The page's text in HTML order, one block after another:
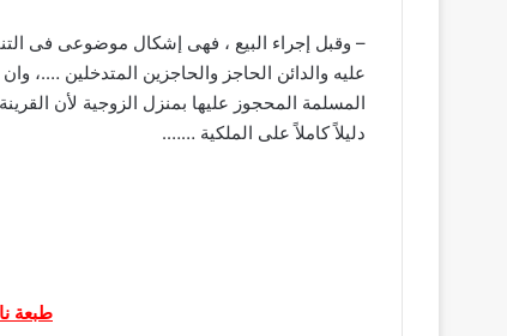
– وقبل إجراء البيع ، فهى إشكال موضوعى فى
عليه والدائن الحاجز والحاجزين المتدخلين ….،
المسلمة المحجوز عليها بمنزل الزوجية لأن
دليلاً كاملاً على الملكية …….
طبعة نادى القضاة 1986 –